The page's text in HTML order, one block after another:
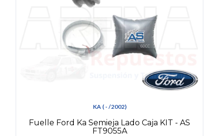
KA ( - /2002)
Fuelle Ford Ka Semieja Lado Caja KIT - AS
FT9055A